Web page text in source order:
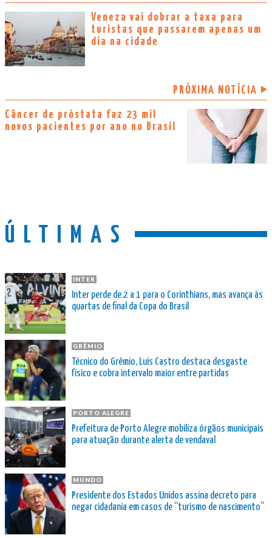
Veneza vai dobrar a taxa para
turistas que passarem apenas um
dia na cidade
PRÓXIMA NOTÍCIA
Câncer de próstata faz 23 mil
novos pacientes por ano no Brasil
ÚLTIMAS
INTER
Inter perde de 2 a 1 para o Corinthians, mas avança às
quartas de final da Copa do Brasil
GRÊMIO
Técnico do Grêmio, Luís Castro destaca desgaste
físico e cobra intervalo maior entre partidas
PORTO ALEGRE
Prefeitura de Porto Alegre mobiliza órgãos municipais
para atuação durante alerta de vendaval
MUNDO
Presidente dos Estados Unidos assina decreto para
negar cidadania em casos de “turismo de nascimento”